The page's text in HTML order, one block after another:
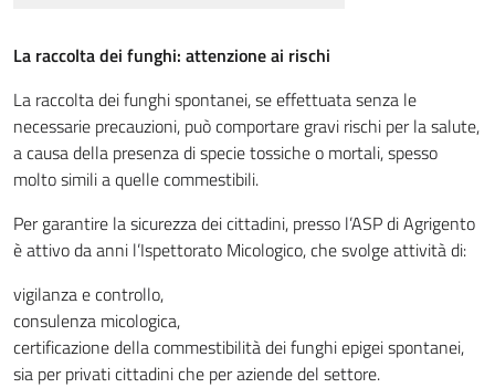
La raccolta dei funghi: attenzione ai rischi
La raccolta dei funghi spontanei, se effettuata senza le
necessarie precauzioni, può comportare gravi rischi per la salute,
a causa della presenza di specie tossiche o mortali, spesso
molto simili a quelle commestibili.
Per garantire la sicurezza dei cittadini, presso l’ASP di Agrigento
è attivo da anni l’Ispettorato Micologico, che svolge attività di:
vigilanza e controllo,
consulenza micologica,
certificazione della commestibilità dei funghi epigei spontanei,
sia per privati cittadini che per aziende del settore.